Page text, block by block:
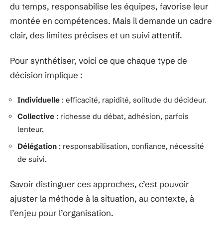
du temps, responsabilise les équipes, favorise leur
montée en compétences. Mais il demande un cadre
clair, des limites précises et un suivi attentif.
Pour synthétiser, voici ce que chaque type de
décision implique :
Individuelle : efficacité, rapidité, solitude du décideur.
Collective : richesse du débat, adhésion, parfois
lenteur.
Délégation : responsabilisation, confiance, nécessité
de suivi.
Savoir distinguer ces approches, c’est pouvoir
ajuster la méthode à la situation, au contexte, à
l’enjeu pour l’organisation.